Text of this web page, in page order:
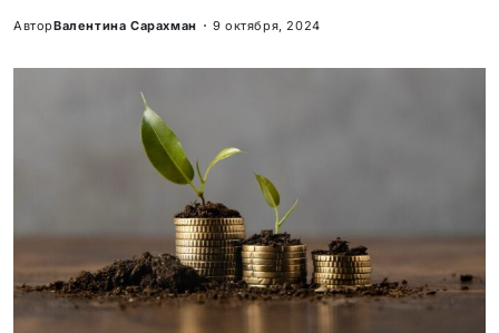
АвторВалентина Сарахман 9 октября, 2024